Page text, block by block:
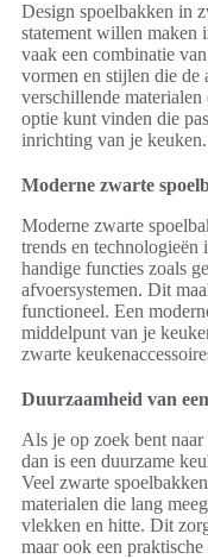
Design spoelbakken in
statement willen maken
vaak een combinatie
vormen en stijlen die de
verschillende
optie kunt vinden die
inrichting van je keuken.
Moderne zwarte
Moderne zwarte
trends en
handige functies zoals
afvoersystemen. Dit
functioneel. Een
middelpunt van je
zwarte
Duurzaamheid van
Als je op zoek bent
dan is een duurzame
Veel zwarte
materialen die lang
vlekken en hitte. Dit
maar ook een